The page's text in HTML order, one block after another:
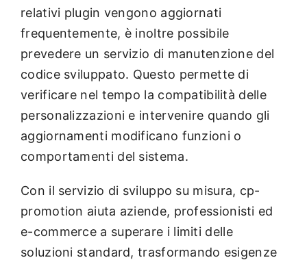
relativi plugin vengono aggiornati
frequentemente, è inoltre possibile
prevedere un servizio di manutenzione del
codice sviluppato. Questo permette di
verificare nel tempo la compatibilità delle
personalizzazioni e intervenire quando gli
aggiornamenti modificano funzioni o
comportamenti del sistema.
Con il servizio di sviluppo su misura, cp-
promotion aiuta aziende, professionisti ed
e-commerce a superare i limiti delle
soluzioni standard, trasformando esigenze